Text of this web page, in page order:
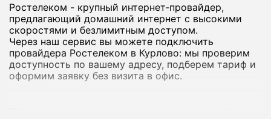
Ростелеком - крупный интернет‑провайдер,
предлагающий домашний интернет с высокими
скоростями и безлимитным доступом.
Через наш сервис вы можете подключить
провайдера Ростелеком в Курлово: мы проверим
доступность по вашему адресу, подберем тариф и
оформим заявку без визита в офис.